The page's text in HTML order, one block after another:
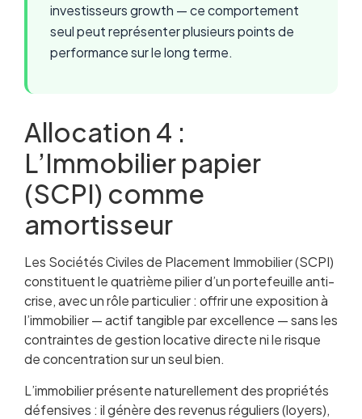
investisseurs growth — ce comportement
seul peut représenter plusieurs points de
performance sur le long terme.
Allocation 4 :
L’Immobilier papier
(SCPI) comme
amortisseur
Les Sociétés Civiles de Placement Immobilier (SCPI)
constituent le quatrième pilier d’un portefeuille anti-
crise, avec un rôle particulier : offrir une exposition à
l’immobilier — actif tangible par excellence — sans les
contraintes de gestion locative directe ni le risque
de concentration sur un seul bien.
L’immobilier présente naturellement des propriétés
défensives : il génère des revenus réguliers (loyers),